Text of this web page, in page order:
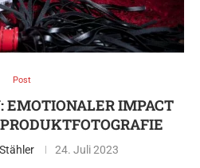
Post
EMOTIONALER IMPACT
24. Juli 2023